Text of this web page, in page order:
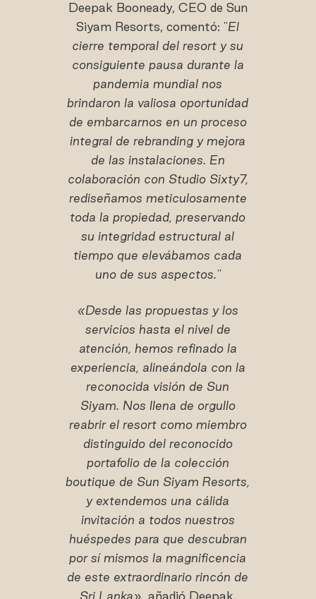
Deepak Booneady, CEO de Sun
Siyam Resorts, comentó: "El
cierre temporal del resort y su
consiguiente pausa durante la
pandemia mundial nos
brindaron la valiosa oportunidad
de embarcarnos en un proceso
integral de rebranding y mejora
de las instalaciones. En
colaboración con Studio Sixty7,
rediseñamos meticulosamente
toda la propiedad, preservando
su integridad estructural al
tiempo que elevábamos cada
uno de sus aspectos.''
«Desde las propuestas y los
servicios hasta el nivel de
atención, hemos refinado la
experiencia, alineándola con la
reconocida visión de Sun
Siyam. Nos llena de orgullo
reabrir el resort como miembro
distinguido del reconocido
portafolio de la colección
boutique de Sun Siyam Resorts,
y extendemos una cálida
invitación a todos nuestros
huéspedes para que descubran
por sí mismos la magnificencia
de este extraordinario rincón de
Sri Lanka», añadió Deepak.